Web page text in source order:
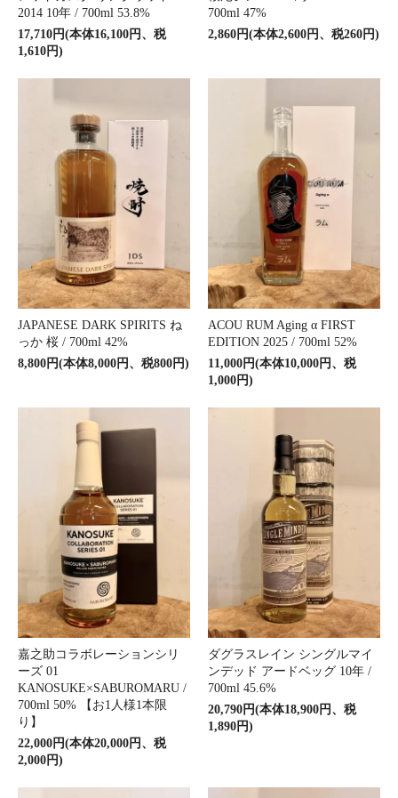
2014 10年 / 700ml 53.8%
17,710円(本体16,100円、税
1,610円)
700ml 47%
2,860円(本体2,600円、税260円)
JAPANESE DARK SPIRITS ね
っか 桜 / 700ml 42%
8,800円(本体8,000円、税800円)
ACOU RUM Aging α FIRST
EDITION 2025 / 700ml 52%
11,000円(本体10,000円、税
1,000円)
嘉之助コラボレーションシリ
ーズ 01
KANOSUKE×SABUROMARU /
700ml 50% 【お1人様1本限
り】
22,000円(本体20,000円、税
2,000円)
ダグラスレイン シングルマイ
ンデッド アードベッグ 10年 /
700ml 45.6%
20,790円(本体18,900円、税
1,890円)